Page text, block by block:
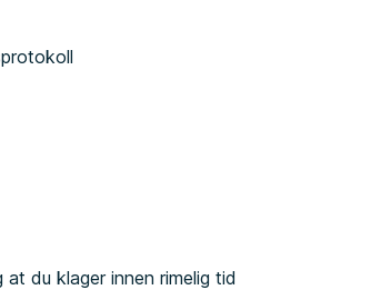
du klager innen rimelig tid